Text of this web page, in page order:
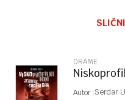
Poruka
DRAME
Autor :Serdar